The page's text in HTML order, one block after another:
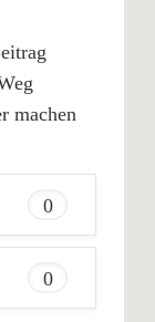
machen
0
0